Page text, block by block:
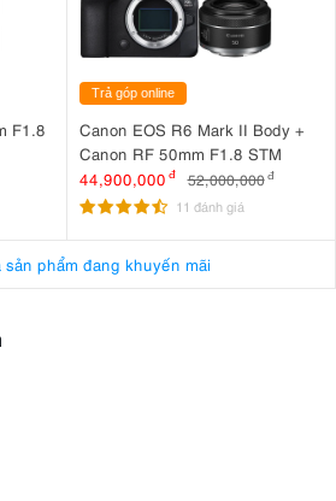
F1.8
Trả góp online
Canon EOS R6 Mark II Body +
Canon RF 50mm F1.8 STM
44,900,000 đ 52,000,000 đ
11 đánh giá
sản phẩm đang khuyến mãi